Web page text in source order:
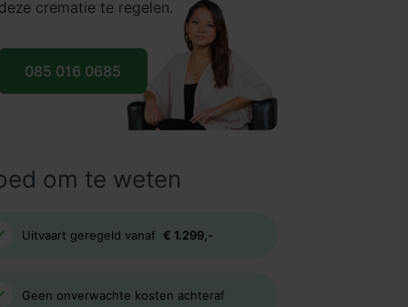
crematie te regelen.
085 016 0685
om te weten
Uitvaart geregeld vanaf € 1.299,-
Geen onverwachte kosten achteraf